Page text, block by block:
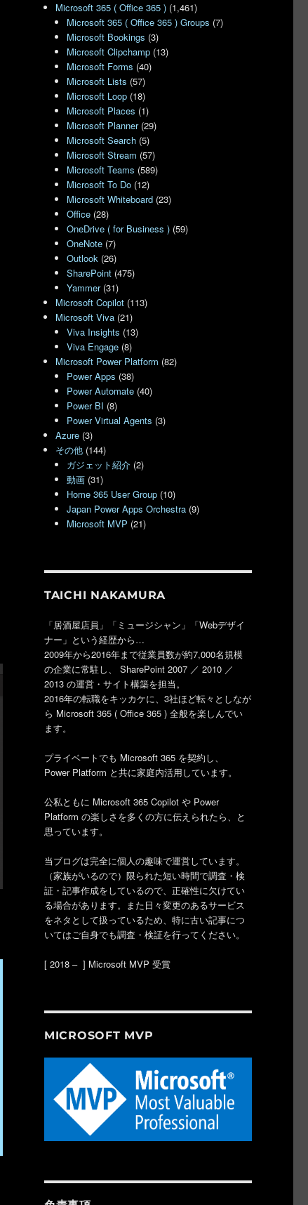
Microsoft 365 ( Office 365 ) (1,461)
Microsoft 365 ( Office 365 ) Groups (7)
Microsoft Bookings (3)
Microsoft Clipchamp (13)
Microsoft Forms (40)
Microsoft Lists (57)
Microsoft Loop (18)
Microsoft Places (1)
Microsoft Planner(29)
Microsoft Search (5)
Microsoft Stream (57)
Microsoft Teams (589)
Microsoft To Do (12)
Microsoft Whiteboard (23)
Office (28)
OneDrive ( for Business ) (59)
OneNote (7)
Outlook (26)
SharePoint (475)
Yammer(31)
Microsoft Copilot (113)
Microsoft Viva (21)
Viva Insights (13)
Viva Engage (8)
Microsoft Power Platform (82)
Power Apps (38)
Power Automate (40)
Power BI (8)
Power Virtual Agents (3)
Azure (3)
その他 (144)
ガジェット紹介 (2)
動画 (31)
Home 365 User Group (10)
Japan Power Apps Orchestra (9)
Microsoft MVP (21)
TAICHI NAKAMURA
「居酒屋店員」「ミュージシャン」「Webデザイ
ナー」という経歴から…
2009年から2016年まで従業員数が約7,000名規模
の企業に常駐し、 SharePoint 2007 ／ 2010 ／
2013 の運営・サイト構築を担当。
2016年の転職をキッカケに、3社ほど転々としなが
ら Microsoft 365 ( Office 365 ) 全般を楽しんでい
ます。
プライベートでも Microsoft 365 を契約し、
Power Platform と共に家庭内活用しています。
公私ともに Microsoft 365 Copilot や Power
Platform の楽しさを多くの方に伝えられたら、と
思っています。
当ブログは完全に個人の趣味で運営しています。
（家族がいるので）限られた短い時間で調査・検
証・記事作成をしているので、正確性に欠けてい
る場合があります。また日々変更のあるサービス
をネタとして扱っているため、特に古い記事につ
いてはご自身でも調査・検証を行ってください。
[ 2018 – ] Microsoft MVP 受賞
MICROSOFT MVP